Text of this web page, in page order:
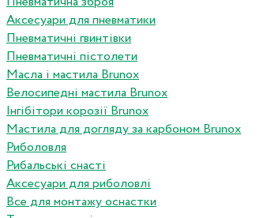
Аксесуари для пневматики
Пневматичні гвинтівки
Пневматичні пістолети
Масла і мастила Brunox
Велосипедні мастила Brunox
Інгібітори корозії Brunox
Мастила для догляду за карбоном Brunox
Риболовля
Рибальські снасті
Аксесуари для риболовлі
Все для монтажу оснастки